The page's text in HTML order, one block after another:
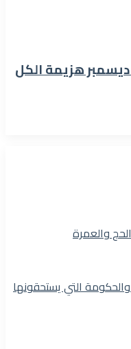
هزيمة الكل
والعمرة
والحكومة التي يستحقونها